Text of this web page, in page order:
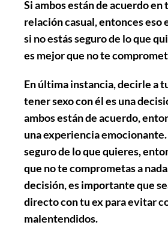
Si ambos están de acuerdo en
relación casual, entonces eso
si no estás seguro de lo que
es mejor que no te
En última instancia, decirle a
tener sexo con él es una
ambos están de acuerdo,
una experiencia emocionante.
seguro de lo que quieres,
que no te comprometas a
decisión, es importante que
directo con tu ex para evitar
malentendidos.